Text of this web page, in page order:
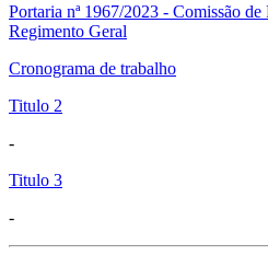
Portaria nª 1967/2023 - Comissão
Regimento Geral
Cronograma de trabalho
Titulo 2
-
Titulo 3
-